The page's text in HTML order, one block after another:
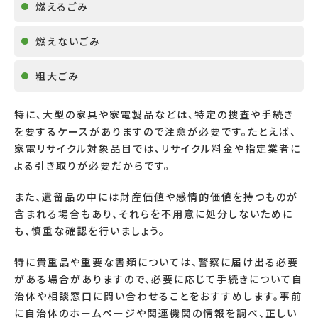
燃えるごみ
燃えないごみ
粗大ごみ
特に、大型の家具や家電製品などは、特定の捜査や手続き
を要するケースがありますので注意が必要です。たとえば、
家電リサイクル対象品目では、リサイクル料金や指定業者に
よる引き取りが必要だからです。
また、遺留品の中には財産価値や感情的価値を持つものが
含まれる場合もあり、それらを不用意に処分しないために
も、慎重な確認を行いましょう。
特に貴重品や重要な書類については、警察に届け出る必要
がある場合がありますので、必要に応じて手続きについて自
治体や相談窓口に問い合わせることをおすすめします。事前
に自治体のホームページや関連機関の情報を調べ、正しい